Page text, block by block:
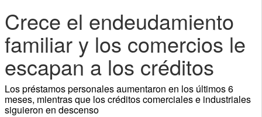
Crece el endeudamiento
familiar y los comercios le
escapan a los créditos
Los préstamos personales aumentaron en los últimos 6
meses, mientras que los créditos comerciales e industriales
siguieron en descenso